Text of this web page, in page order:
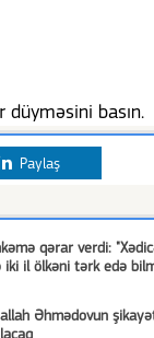
düyməsini basın.
Paylaş
qərar verdi:
iki il ölkəni tərk edə
Əhmədovun